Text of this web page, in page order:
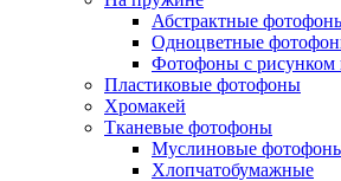
Абстрактные
Одноцветные
Фотофоны с рисунком
Пластиковые фотофоны
Хромакей
Тканевые фотофоны
Муслиновые
Хлопчатобумажные